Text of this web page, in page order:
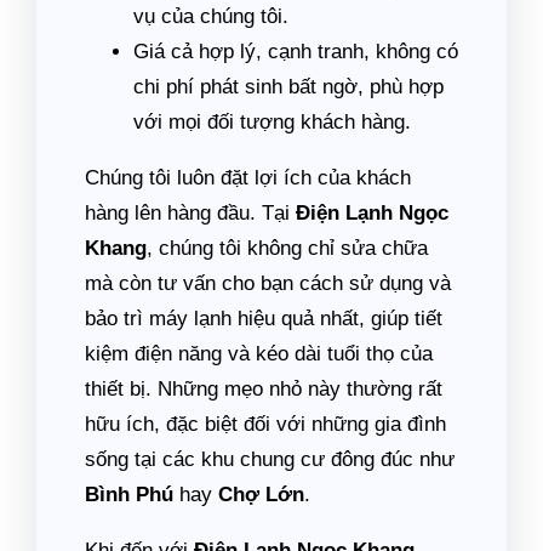
vụ của chúng tôi.
Giá cả hợp lý, cạnh tranh, không có
chi phí phát sinh bất ngờ, phù hợp
với mọi đối tượng khách hàng.
Chúng tôi luôn đặt lợi ích của khách
hàng lên hàng đầu. Tại Điện Lạnh Ngọc
Khang, chúng tôi không chỉ sửa chữa
mà còn tư vấn cho bạn cách sử dụng và
bảo trì máy lạnh hiệu quả nhất, giúp tiết
kiệm điện năng và kéo dài tuổi thọ của
thiết bị. Những mẹo nhỏ này thường rất
hữu ích, đặc biệt đối với những gia đình
sống tại các khu chung cư đông đúc như
Bình Phú hay Chợ Lớn.